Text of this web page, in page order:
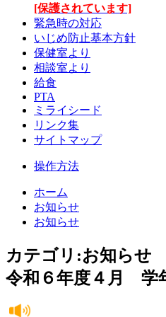
[保護されています]
緊急時の対応
いじめ防止基本方針
保健室より
相談室より
給食
PTA
ミライシード
リンク集
サイトマップ
操作方法
ホーム
お知らせ
お知らせ
カテゴリ:お知らせ
令和６年度４月 学